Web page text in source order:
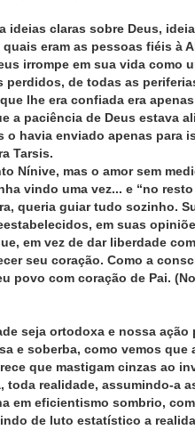
claras sobre Deus,
eram as pessoas fiéis à
irrompe em sua vida como
de todas as
lhe era confiada era
a paciência de Deus estava
havia enviado apenas para
Tarsis.
Nínive, mas o amor sem
vindo uma vez... e “no
queria guiar tudo sozinho.
em suas
em vez de dar liberdade
seu coração. Como a
povo com coração de Pai.
seja ortodoxa e nossa ação
e soberba, como vemos
que mastigam cinzas ao
realidade, assumindo-a
em eficientismo sombrio,
de luto estatístico a